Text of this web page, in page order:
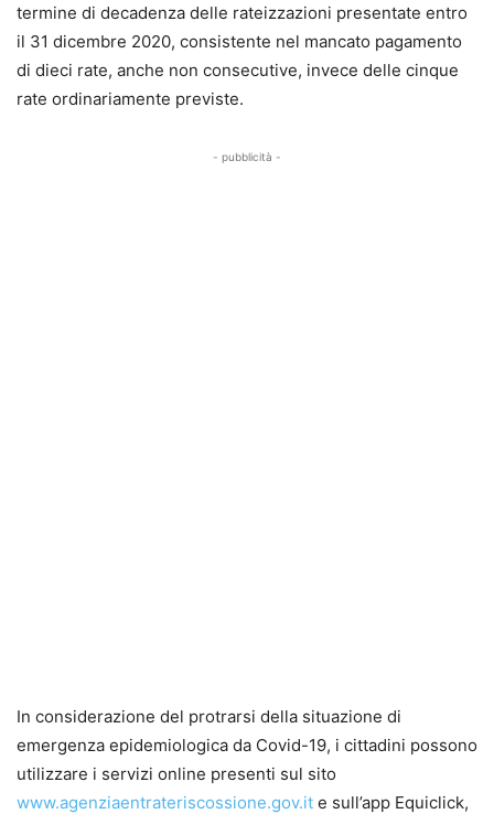
termine di decadenza delle rateizzazioni presentate entro
il 31 dicembre 2020, consistente nel mancato pagamento
di dieci rate, anche non consecutive, invece delle cinque
rate ordinariamente previste.
- pubblicità -
In considerazione del protrarsi della situazione di
emergenza epidemiologica da Covid-19, i cittadini possono
utilizzare i servizi online presenti sul sito
www.agenziaentrateriscossione.gov.it e sull’app Equiclick,